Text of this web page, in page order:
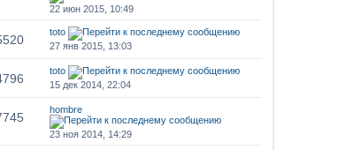
22 июн 2015, 10:49
toto
27 янв 2015, 13:03
toto
15 дек 2014, 22:04
hombre
23 ноя 2014, 14:29